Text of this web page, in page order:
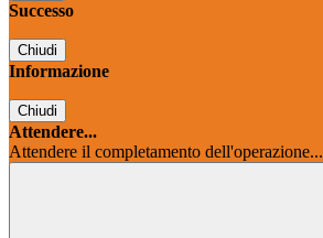
Successo
Chiudi
Informazione
Chiudi
Attendere...
Attendere il completamento dell'operazione...